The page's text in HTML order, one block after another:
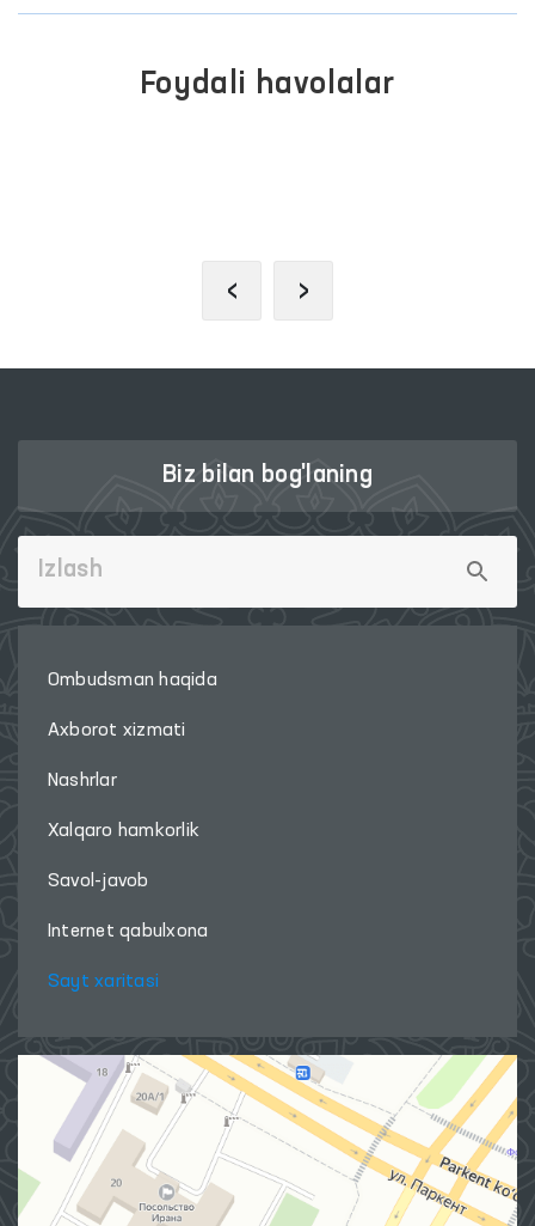
Foydali havolalar
‹ ›
Biz bilan bog'laning
Ombudsman haqida
Axborot xizmati
Nashrlar
Xalqaro hamkorlik
Savol-javob
Internet qabulxona
Sayt xaritasi